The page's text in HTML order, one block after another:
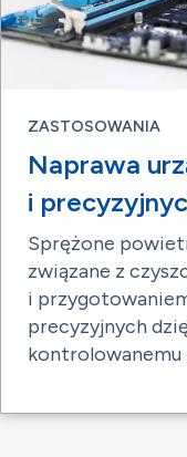
ZASTOSOWANIA
Naprawa
i
Sprężone
związane z
i
precyzyjnych
kontrolowanemu